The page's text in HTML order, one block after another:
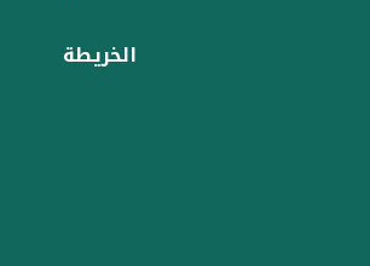
الخريطة